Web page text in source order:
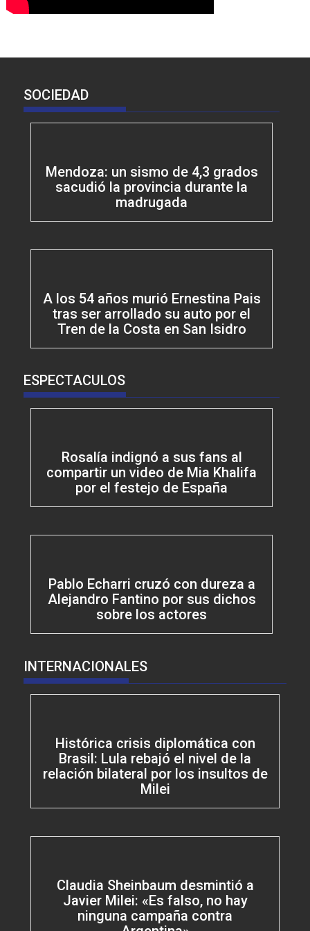
SOCIEDAD
Mendoza: un sismo de 4,3 grados
sacudió la provincia durante la
madrugada
A los 54 años murió Ernestina Pais
tras ser arrollado su auto por el
Tren de la Costa en San Isidro
ESPECTACULOS
Rosalía indignó a sus fans al
compartir un video de Mia Khalifa
por el festejo de España
Pablo Echarri cruzó con dureza a
Alejandro Fantino por sus dichos
sobre los actores
INTERNACIONALES
Histórica crisis diplomática con
Brasil: Lula rebajó el nivel de la
relación bilateral por los insultos de
Milei
Claudia Sheinbaum desmintió a
Javier Milei: «Es falso, no hay
ninguna campaña contra